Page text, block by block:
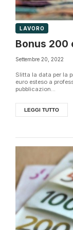
LAVORO
Bonus 200
Settembre 20, 2022
Slitta la data per la
euro esteso a
pubblicazion...
LEGGI TUTTO